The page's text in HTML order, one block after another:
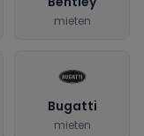
mieten
Bugatti
mieten